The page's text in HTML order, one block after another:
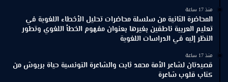
منذ 17 ساعة
المحاضرة الثانية من سلسلة محاضرات تحليل الأخطاء اللغوية في
تعليم العربية ناطقين بغيرها بعنوان مفهوم الخطأ اللغوي وتطور
النظر إليه في الدراسات اللغوية
منذ 17 ساعة
قصيدتان لشاعر الأمة محمد ثابت والشاعرة التونسية حياة بربوش من
كتاب قلوب شاعرة